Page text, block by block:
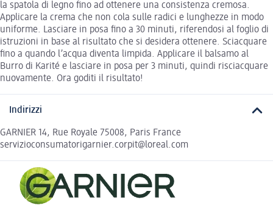
la spatola di legno fino ad ottenere una consistenza cremosa.
Applicare la crema che non cola sulle radici e lunghezze in modo
uniforme. Lasciare in posa fino a 30 minuti, riferendosi al foglio di
istruzioni in base al risultato che si desidera ottenere. Sciacquare
fino a quando l’acqua diventa limpida. Applicare il balsamo al
Burro di Karité e lasciare in posa per 3 minuti, quindi risciacquare
nuovamente. Ora goditi il risultato!
Indirizzi
GARNIER 14, Rue Royale 75008, Paris France
servizioconsumatorigarnier.corpit@loreal.com